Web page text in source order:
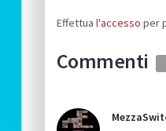
Effettua l'accesso per
Commenti